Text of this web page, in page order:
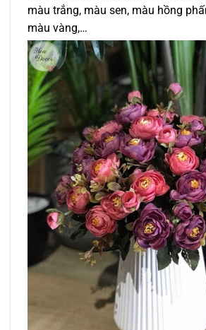
màu trắng, màu sen, màu hồng
màu vàng,…